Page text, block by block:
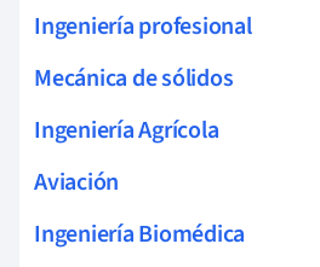
Ingeniería profesional
Mecánica de sólidos
Ingeniería Agrícola
Aviación
Ingeniería Biomédica